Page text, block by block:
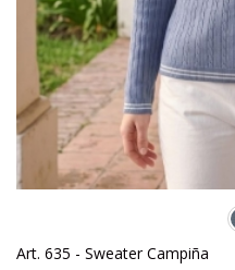
Art. 635 - Sweater Campiña